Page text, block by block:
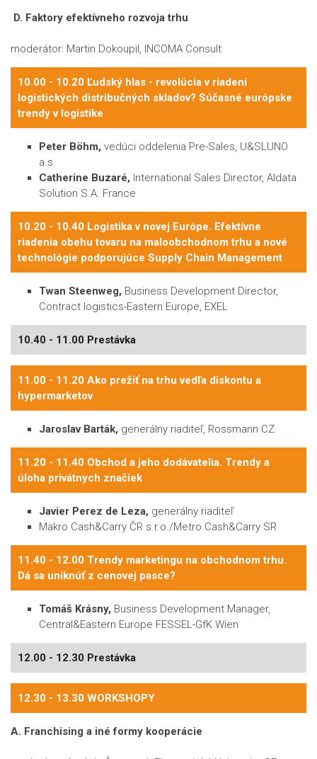
D. Faktory efektívneho rozvoja trhu
moderátor: Martin Dokoupil, INCOMA Consult
10.00 - 10.20 Ľudský hlas - revolúcia v riadení
logistických distribučných skladov? Súčasné európske
trendy v logistike
Peter Böhm, vedúci oddelenia Pre-Sales, U&SLUNO
a.s.
Catherine Buzaré, International Sales Director, Aldata
Solution S.A. France
10.20 - 10.40 Logistika v novej Európe. Efektívne
riadenia obehu tovaru na maloobchodnom trhu a nové
technológie podporujúce Supply Chain Management
Twan Steenweg, Business Development Director,
Contract logistics-Eastern Europe, EXEL
10.40 - 11.00 Prestávka
11.00 - 11.20 Ako prežiť na trhu vedľa diskontu a
hypermarketov
Jaroslav Barták, generálny riaditeľ, Rossmann CZ
11.20 - 11.40 Obchod a jeho dodávatelia. Trendy a
úloha privátnych značiek
Javier Perez de Leza, generálny riaditeľ
Makro Cash&Carry ČR s.r.o./Metro Cash&Carry SR
11.40 - 12.00 Trendy marketingu na obchodnom trhu.
Dá sa uniknúť z cenovej pasce?
Tomáš Krásny, Business Development Manager,
Central&Eastern Europe FESSEL-GfK Wien
12.00 - 12.30 Prestávka
12.30 - 13.30 WORKSHOPY
A. Franchising a iné formy kooperácie